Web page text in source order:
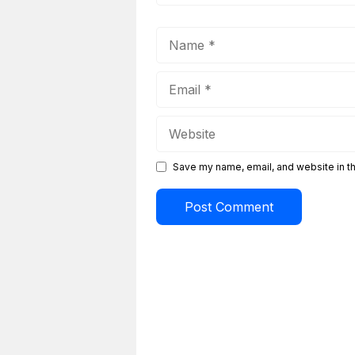
Save my name, email, and website in